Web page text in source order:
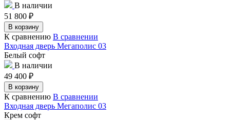
В наличии
51 800 ₽
В корзину
К сравнению В сравнении
Входная дверь Мегаполис 03
Белый софт
В наличии
49 400 ₽
В корзину
К сравнению В сравнении
Входная дверь Мегаполис 03
Крем софт